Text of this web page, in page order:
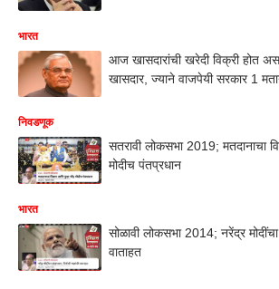
भारत
आज खासदारांची खरेदी विक्री होत
खासदार, ज्याने वाजपेयी सरकार 1
निवडणूक
सतरावी लोकसभा 2019; मतदानाचा
मोदीच पंतप्रधान
भारत
सोळावी लोकसभा 2014; नरेंद्र मोदींचा
वाताहत